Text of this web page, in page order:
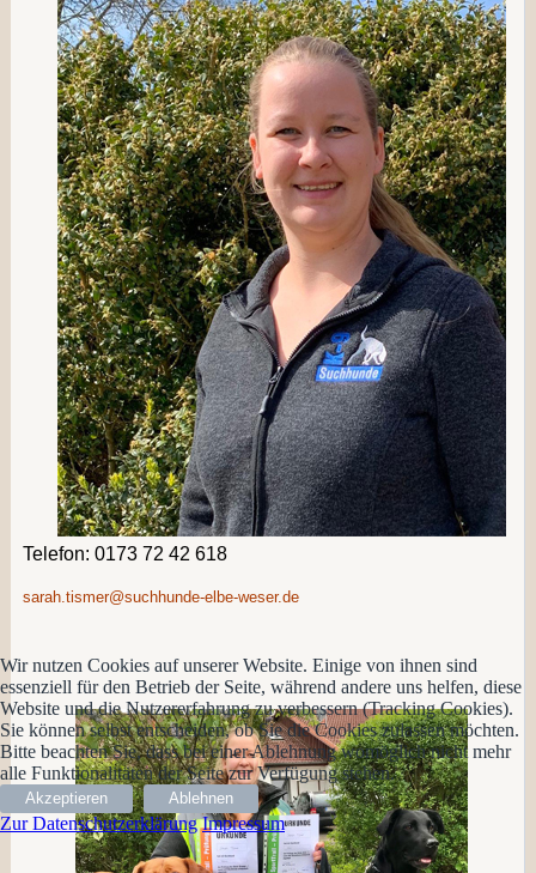
Telefon: 0173 72 42 618
sarah.tismer@suchhunde-elbe-weser.de
Wir nutzen Cookies auf unserer Website. Einige von ihnen sind
essenziell für den Betrieb der Seite, während andere uns helfen, diese
Website und die Nutzererfahrung zu verbessern (Tracking Cookies).
Sie können selbst entscheiden, ob Sie die Cookies zulassen möchten.
Bitte beachten Sie, dass bei einer Ablehnung womöglich nicht mehr
alle Funktionalitäten der Seite zur Verfügung stehen.
Akzeptieren Ablehnen
Zur Datenschutzerklärung Impressum